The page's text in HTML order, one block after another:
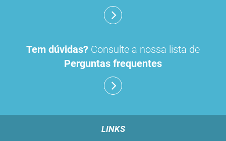
Tem dúvidas? Consulte a nossa lista de
Perguntas frequentes
LINKS